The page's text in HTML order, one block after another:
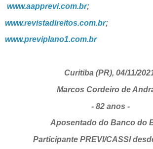
www.aapprevi.com.br;
www.revistadireitos.com.br;
www.previplano1.com.br
Curitiba (PR), 04/11/
Marcos Cordeiro de
- 82 anos -
Aposentado do Banco do
Participante PREVI/CASSI